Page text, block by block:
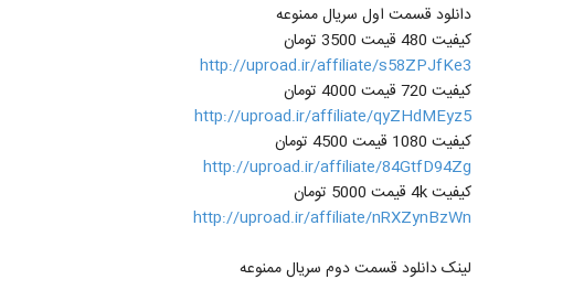
دانلود قسمت اول سریال ممنوعه
کیفیت 480 قیمت 3500 تومان
http://uproad.ir/affiliate/s58ZPJfKe3
کیفیت 720 قیمت 4000 تومان
http://uproad.ir/affiliate/qyZHdMEyz5
کیفیت 1080 قیمت 4500 تومان
http://uproad.ir/affiliate/84GtfD94Zg
کیفیت 4k قیمت 5000 تومان
http://uproad.ir/affiliate/nRXZynBzWn
لینک دانلود قسمت دوم سریال ممنوعه